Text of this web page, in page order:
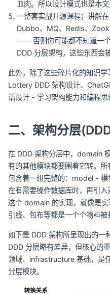
血肉。所以设计模式也是本文
一整套实战开源课程；讲解
Dubbo、MQ、Redis、
—— 否则你可能都不知道一
DDD 分层架构，这些东西会
此外，除了这些碎片化的知识学
Lottery DDD 架构设计、
话设计 - 学习架构能力和编程思
二、架构分层
在 DDD 架构分层中，domain
有的其他模块都要围着它转。
包含着一组完整的：model -
在有需要操作数据库时，再引
这个 domain 的实现，就像是实
引线、包布等都是一个个物料被
如下是 DDD 架构所呈现出的一
DDD 分层略有差异，但核心的
领域、infrastructure 基础，是
分层模块。